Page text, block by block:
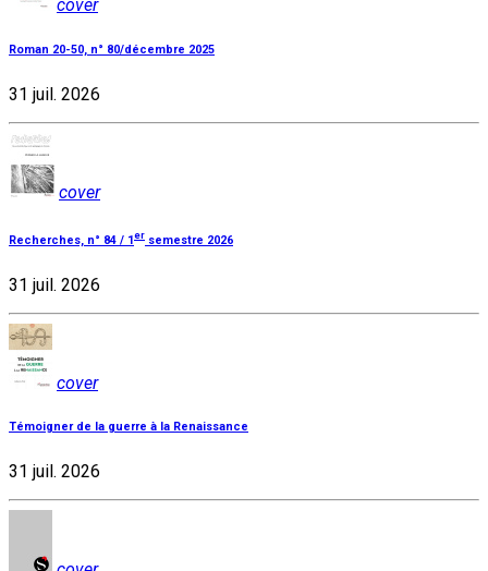
cover
Roman 20-50, n° 80/décembre 2025
31 juil. 2026
cover
Recherches, n° 84 / 1er semestre 2026
31 juil. 2026
cover
Témoigner de la guerre à la Renaissance
31 juil. 2026